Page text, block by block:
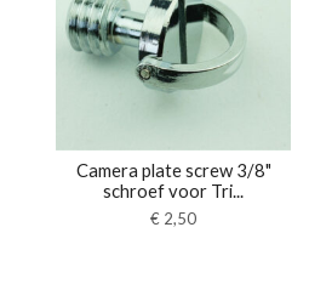
Camera plate screw 3/8"
schroef voor Tri...
€ 2,50